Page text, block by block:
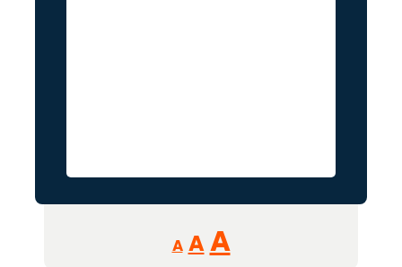
A
Reducir
tamaño
A Restablecer
AAumentar